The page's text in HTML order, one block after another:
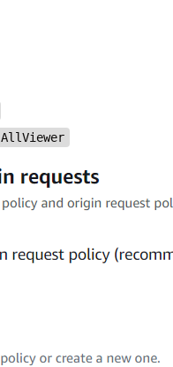
AllViewer